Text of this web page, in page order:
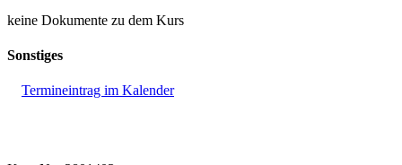
keine Dokumente zu dem Kurs
Sonstiges
Termineintrag im Kalender